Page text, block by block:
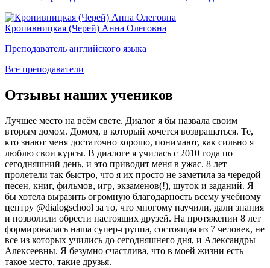
Кропивницкая (Черей) Анна Олеговна
Преподаватель английского языка
Все преподаватели
Отзывы наших учеников
Лучшее место на всём свете. Диалог я бы назвала своим
вторым домом. Домом, в который хочется возвращаться. Те,
кто знают меня достаточно хорошо, понимают, как сильно я
люблю свои курсы. В диалоге я училась с 2010 года по
сегодняшний день, и это приводит меня в ужас. 8 лет
пролетели так быстро, что я их просто не заметила за чередой
песен, книг, фильмов, игр, экзаменов(!), шуток и заданий. Я
бы хотела выразить огромную благодарность всему учебному
центру @dialogschool за то, что многому научили, дали знания
и позволили обрести настоящих друзей. На протяжении 8 лет
формировалась наша супер-группа, состоящая из 7 человек, не
все из которых учились до сегодняшнего дня, и Александры
Алексеевны. Я безумно счастлива, что в моей жизни есть
такое место, такие друзья.